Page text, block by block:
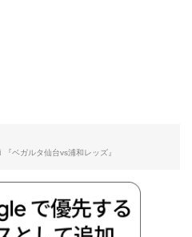
t n
ベガルタ仙台vs浦和レッズ』